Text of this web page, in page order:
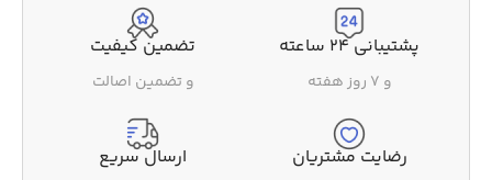
پشتیبانی ۲۴ ساعته
و ۷ روز هفته
تضمین کیفیت
و تضمین اصالت
رضایت مشتریان ارسال سریع